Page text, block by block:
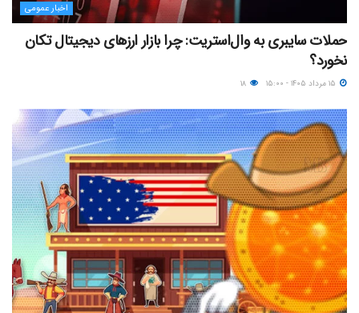
اخبار عمومی
حملات سایبری به وال‌استریت: چرا بازار ارزهای دیجیتال تکان
نخورد؟